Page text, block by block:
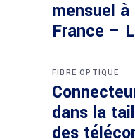
mensuel
France –
FIBRE OPTIQUE
dans la
des